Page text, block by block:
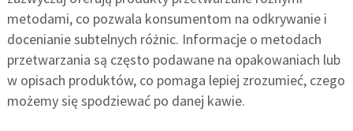
metodami, co pozwala konsumentom na odkrywanie i
docenianie subtelnych różnic. Informacje o metodach
przetwarzania są często podawane na opakowaniach lub
w opisach produktów, co pomaga lepiej zrozumieć, czego
możemy się spodziewać po danej kawie.